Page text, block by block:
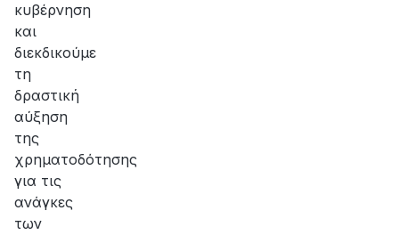
κυβέρνηση
και
διεκδικούμε
τη
δραστική
αύξηση
της
χρηματοδότησης
για τις
ανάγκες
των